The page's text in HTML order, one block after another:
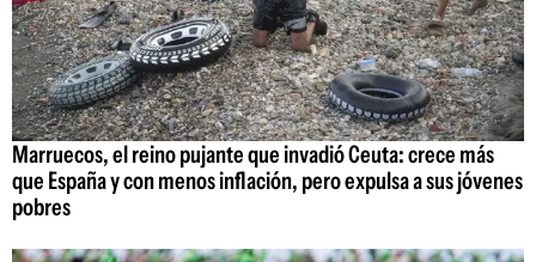
Marruecos, el reino pujante que invadió Ceuta: crece más
que España y con menos inflación, pero expulsa a sus jóvenes
pobres